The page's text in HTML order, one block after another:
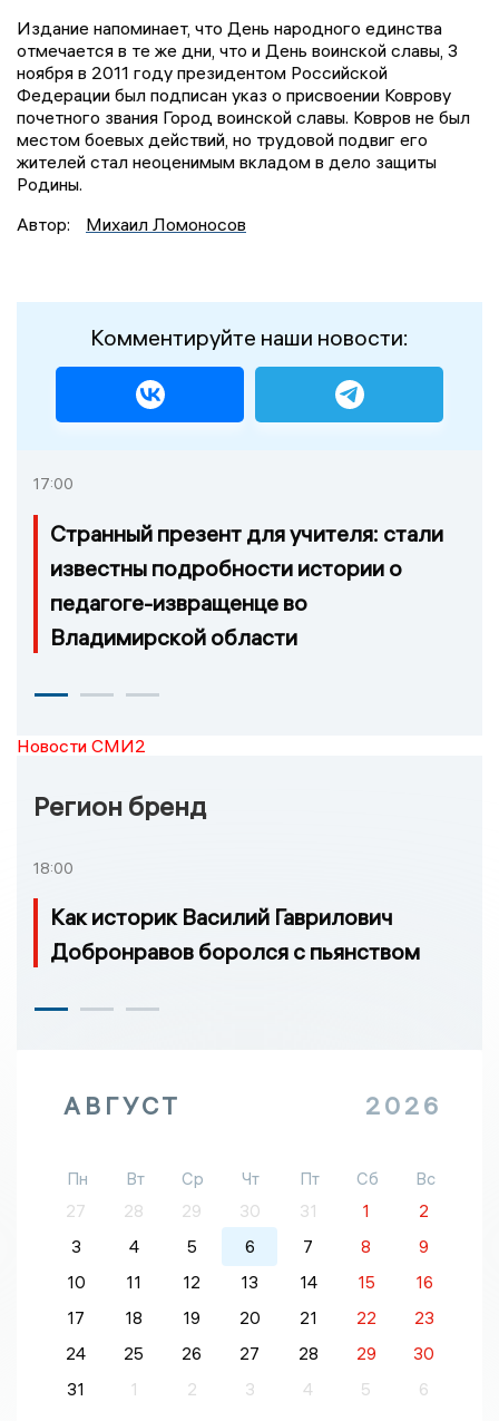
Издание напоминает, что День народного единства
отмечается в те же дни, что и День воинской славы, 3
ноября в 2011 году президентом Российской
Федерации был подписан указ о присвоении Коврову
почетного звания Город воинской славы. Ковров не был
местом боевых действий, но трудовой подвиг его
жителей стал неоценимым вкладом в дело защиты
Родины.
Автор:
Михаил Ломоносов
Комментируйте наши новости:
17:00
Странный презент для учителя: стали
известны подробности истории о
педагоге-извращенце во
Владимирской области
Новости СМИ2
Регион бренд
18:00
Как историк Василий Гаврилович
Добронравов боролся с пьянством
АВГУСТ 2026
Пн Вт Ср Чт Пт Сб
Вс
27
28 29 30 31 1
2
3
4 5 6 7 8
9
10
11 12 13 14 15
16
17
18 19 20 21 22
23
24
25 26 27 28 29
30
31
1 2 3 4 5 6